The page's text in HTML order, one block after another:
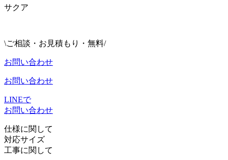
サクア
\ご相談・お見積もり・無料/
お問い合わせ
お問い合わせ
LINEで
お問い合わせ
仕様に関して
対応サイズ
工事に関して